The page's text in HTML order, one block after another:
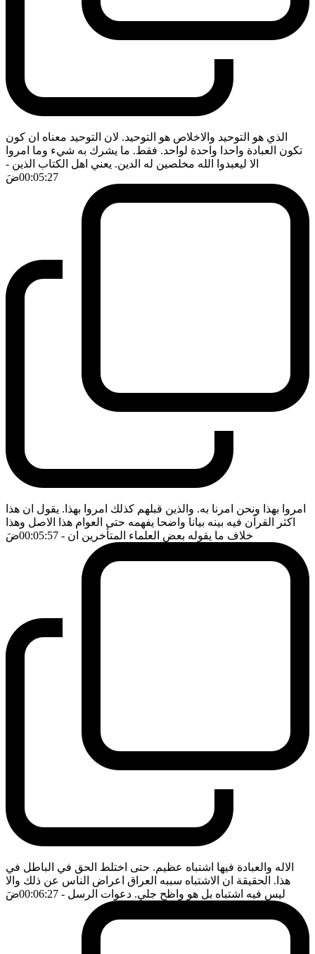
الذي هو التوحيد والاخلاص هو التوحيد. لان التوحيد معناه ان كون
تكون العبادة واحدا واحدة لواحد. فقط. ما يشرك به شيء وما امروا
الا ليعبدوا الله مخلصين له الدين. يعني اهل الكتاب الذين -
00:05:27ضَ
امروا بهذا ونحن امرنا به. والذين قبلهم كذلك امروا بهذا. يقول ان هذا
اكثر القرآن فيه بينه بيانا واضحا يفهمه حتى العوام هذا الاصل وهذا
خلاف ما يقوله بعض العلماء المتأخرين ان - 00:05:57 ضَ
الاله والعبادة فيها اشتباه عظيم. حتى اختلط الحق في الباطل في
هذا. الحقيقة ان الاشتباه سببه العراق اعراض الناس عن ذلك والا
ليس فيه اشتباه بل هو واظح جلي. دعوات الرسل - 00:06:27 ضَ